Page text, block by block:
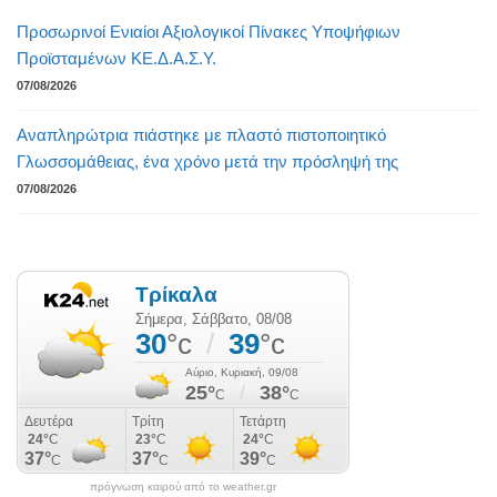
Προσωρινοί Ενιαίοι Αξιολογικοί Πίνακες Υποψήφιων
Προϊσταμένων ΚΕ.Δ.Α.Σ.Υ.
07/08/2026
Αναπληρώτρια πιάστηκε με πλαστό πιστοποιητικό
Γλωσσομάθειας, ένα χρόνο μετά την πρόσληψή της
07/08/2026
πρόγνωση καιρού από το weather.gr